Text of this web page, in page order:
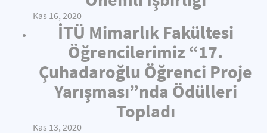
Kas 16, 2020
İTÜ Mimarlık Fakültesi
Öğrencilerimiz “17.
Çuhadaroğlu Öğrenci Proje
Yarışması”nda Ödülleri
Topladı
Kas 13, 2020